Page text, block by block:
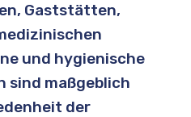
Gaststätten,
und hygienische
sind maßgeblich
der